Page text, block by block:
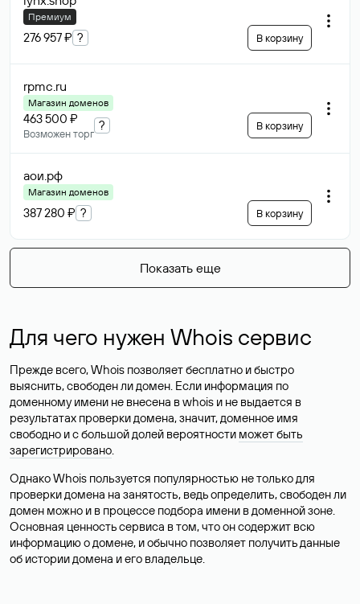
Премиум
276 957 ₽ ? В корзину
rpmc.ru
Магазин доменов
463 500 ₽
Возможен торг
? В корзину
аои.рф
Магазин доменов
387 280 ₽ ? В корзину
Показать еще
Для чего нужен Whois сервис
Прежде всего, Whois позволяет бесплатно и быстро
выяснить, свободен ли домен. Если информация по
доменному имени не внесена в whois и не выдается в
результатах проверки домена, значит, доменное имя
свободно и с большой долей вероятности может быть
зарегистрировано.
Однако Whois пользуется популярностью не только для
проверки домена на занятость, ведь определить, свободен ли
домен можно и в процессе подбора имени в доменной зоне.
Основная ценность сервиса в том, что он содержит всю
информацию о домене, и обычно позволяет получить данные
об истории домена и его владельце.